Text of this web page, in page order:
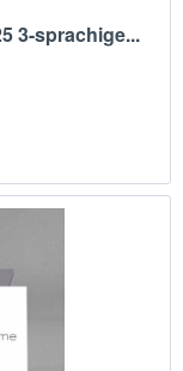
3-sprachige...